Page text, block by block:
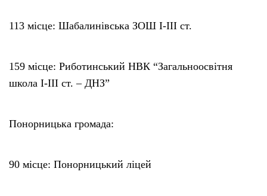
113 місце: Шабалинівська ЗОШ І-ІІІ ст.
159 місце: Риботинський НВК “Загальноосвітня
школа І-ІІІ ст. – ДНЗ”
Понорницька громада:
90 місце: Понорницький ліцей